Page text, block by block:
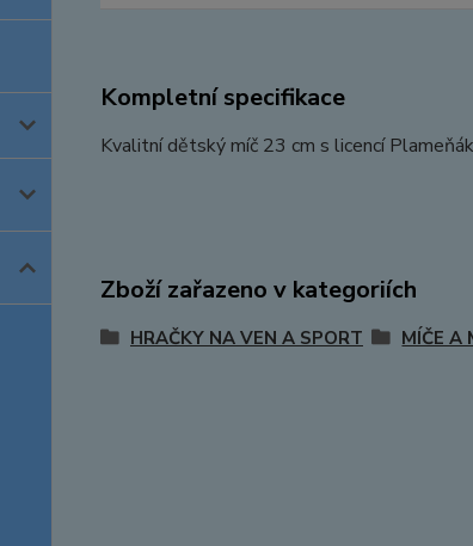
Kompletní specifikace
Kvalitní dětský míč 23 cm s licencí
Zboží zařazeno v kategoriích
HRAČKY NA VEN A SPORT MÍČE A